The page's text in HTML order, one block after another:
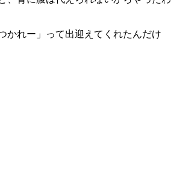
かれー」って出迎えてくれたんだけ